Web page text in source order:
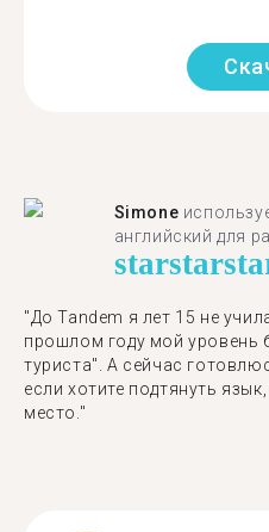
Simone
английский для
starstar
"До Tandem я лет 15 не
прошлом году мой уровень
туриста". А сейчас
если хотите подтянуть
место."